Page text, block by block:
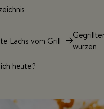
Lachs vom Grill
würzen
heute?